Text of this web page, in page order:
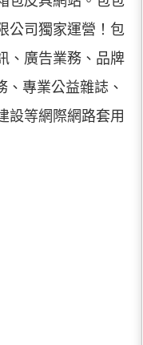
公司獨家運營！包
、廣告業務、品牌
專業公益雜誌、
設等網際網路套用